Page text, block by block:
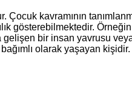
Çocuk kavramının
gösterebilmektedir.
bir insan yavrusu
olarak yaşayan